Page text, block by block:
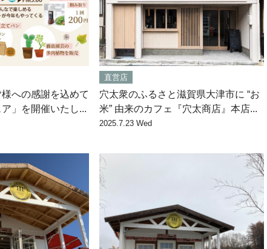
様への感謝を込めて
ア」を開催いたし...
直営店
穴太衆のふるさと滋賀県大津市に “お
米” 由来のカフェ『穴太商店』本店...
2025.7.23 Wed